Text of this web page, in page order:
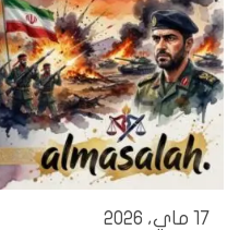
17 ماي، 2026